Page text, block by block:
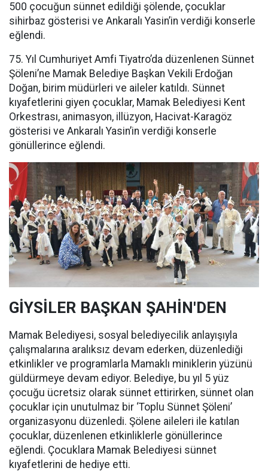
500 çocuğun sünnet edildiği şölende, çocuklar
sihirbaz gösterisi ve Ankaralı Yasin’in verdiği konserle
eğlendi.
75. Yıl Cumhuriyet Amfi Tiyatro’da düzenlenen Sünnet
Şöleni’ne Mamak Belediye Başkan Vekili Erdoğan
Doğan, birim müdürleri ve aileler katıldı. Sünnet
kıyafetlerini giyen çocuklar, Mamak Belediyesi Kent
Orkestrası, animasyon, illüzyon, Hacivat-Karagöz
gösterisi ve Ankaralı Yasin’in verdiği konserle
gönüllerince eğlendi.
GİYSİLER BAŞKAN ŞAHİN'DEN
Mamak Belediyesi, sosyal belediyecilik anlayışıyla
çalışmalarına aralıksız devam ederken, düzenlediği
etkinlikler ve programlarla Mamaklı miniklerin yüzünü
güldürmeye devam ediyor. Belediye, bu yıl 5 yüz
çocuğu ücretsiz olarak sünnet ettirirken, sünnet olan
çocuklar için unutulmaz bir ‘Toplu Sünnet Şöleni’
organizasyonu düzenledi. Şölene aileleri ile katılan
çocuklar, düzenlenen etkinliklerle gönüllerince
eğlendi. Çocuklara Mamak Belediyesi sünnet
kıyafetlerini de hediye etti.